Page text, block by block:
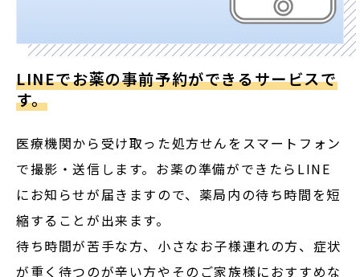
LINEでお薬の事前予約ができるサービスで
す。
医療機関から受け取った処方せんをスマートフォン
で撮影・送信します。お薬の準備ができたらLINE
にお知らせが届きますので、薬局内の待ち時間を短
縮することが出来ます。
待ち時間が苦手な方、小さなお子様連れの方、症状
が重く待つのが辛い方やそのご家族様におすすめな